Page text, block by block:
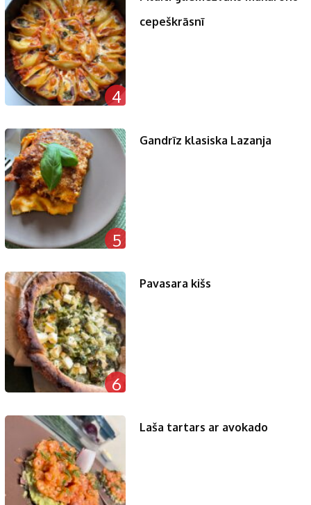
4
cepeškrāsnī
5
Gandrīz klasiska Lazanja
6
Pavasara kišs
Laša tartars ar avokado